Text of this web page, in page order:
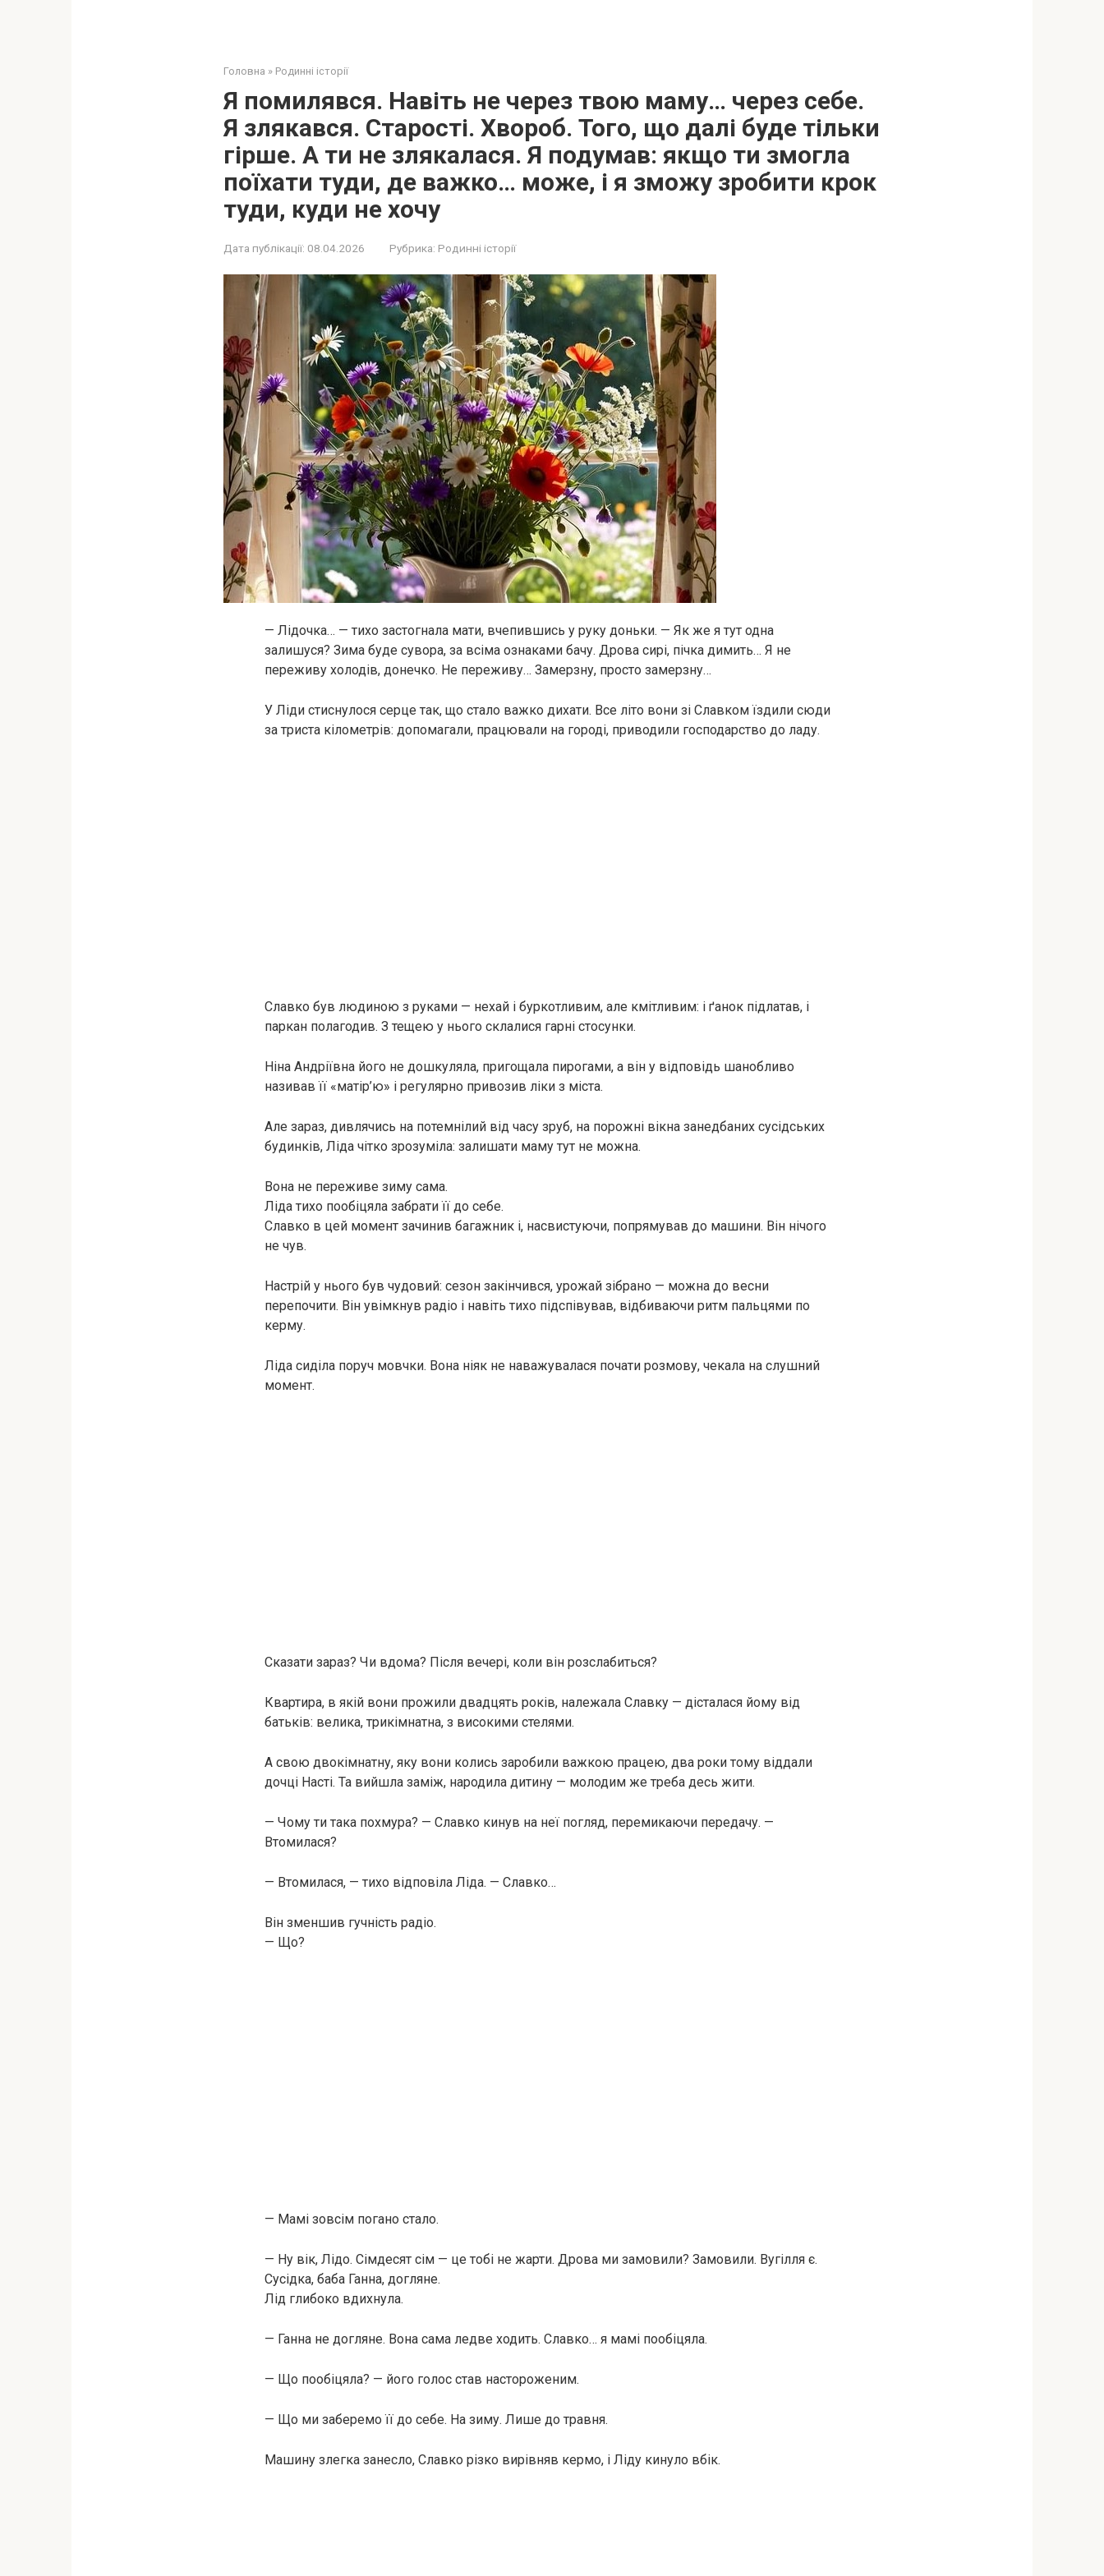
Головна » Родинні історії
Я помилявся. Навіть не через твою маму… через себе.
Я злякався. Старості. Хвороб. Того, що далі буде тільки
гірше. А ти не злякалася. Я подумав: якщо ти змогла
поїхати туди, де важко… може, і я зможу зробити крок
туди, куди не хочу
Дата публікації: 08.04.2026 Рубрика: Родинні історії
— Лідочка… — тихо застогнала мати, вчепившись у руку доньки. — Як же я тут одна
залишуся? Зима буде сувора, за всіма ознаками бачу. Дрова сирі, пічка димить… Я не
переживу холодів, донечко. Не переживу… Замерзну, просто замерзну…
У Ліди стиснулося серце так, що стало важко дихати. Все літо вони зі Славком їздили сюди
за триста кілометрів: допомагали, працювали на городі, приводили господарство до ладу.
Славко був людиною з руками — нехай і буркотливим, але кмітливим: і ґанок підлатав, і
паркан полагодив. З тещею у нього склалися гарні стосунки.
Ніна Андріївна його не дошкуляла, пригощала пирогами, а він у відповідь шанобливо
називав її «матір’ю» і регулярно привозив ліки з міста.
Але зараз, дивлячись на потемнілий від часу зруб, на порожні вікна занедбаних сусідських
будинків, Ліда чітко зрозуміла: залишати маму тут не можна.
Вона не переживе зиму сама.
Ліда тихо пообіцяла забрати її до себе.
Славко в цей момент зачинив багажник і, насвистуючи, попрямував до машини. Він нічого
не чув.
Настрій у нього був чудовий: сезон закінчився, урожай зібрано — можна до весни
перепочити. Він увімкнув радіо і навіть тихо підспівував, відбиваючи ритм пальцями по
керму.
Ліда сиділа поруч мовчки. Вона ніяк не наважувалася почати розмову, чекала на слушний
момент.
Сказати зараз? Чи вдома? Після вечері, коли він розслабиться?
Квартира, в якій вони прожили двадцять років, належала Славку — дісталася йому від
батьків: велика, трикімнатна, з високими стелями.
А свою двокімнатну, яку вони колись заробили важкою працею, два роки тому віддали
дочці Насті. Та вийшла заміж, народила дитину — молодим же треба десь жити.
— Чому ти така похмура? — Славко кинув на неї погляд, перемикаючи передачу. —
Втомилася?
— Втомилася, — тихо відповіла Ліда. — Славко…
Він зменшив гучність радіо.
— Що?
— Мамі зовсім погано стало.
— Ну вік, Лідо. Сімдесят сім — це тобі не жарти. Дрова ми замовили? Замовили. Вугілля є.
Сусідка, баба Ганна, догляне.
Лід глибоко вдихнула.
— Ганна не догляне. Вона сама ледве ходить. Славко… я мамі пообіцяла.
— Що пообіцяла? — його голос став настороженим.
— Що ми заберемо її до себе. На зиму. Лише до травня.
Машину злегка занесло, Славко різко вирівняв кермо, і Ліду кинуло вбік.